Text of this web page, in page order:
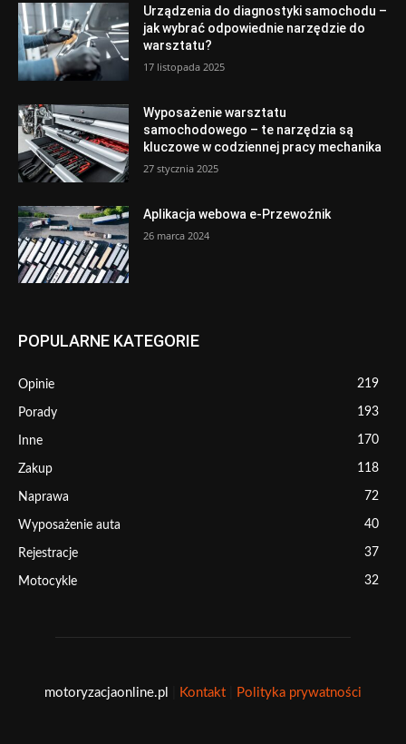
Urządzenia do diagnostyki samochodu –
jak wybrać odpowiednie narzędzie do
warsztatu?
17 listopada 2025
Wyposażenie warsztatu
samochodowego – te narzędzia są
kluczowe w codziennej pracy mechanika
27 stycznia 2025
Aplikacja webowa e-Przewoźnik
26 marca 2024
POPULARNE KATEGORIE
Opinie 219
Porady 193
Inne 170
Zakup 118
Naprawa 72
Wyposażenie auta 40
Rejestracje 37
Motocykle 32
motoryzacjaonline.pl Kontakt Polityka prywatności